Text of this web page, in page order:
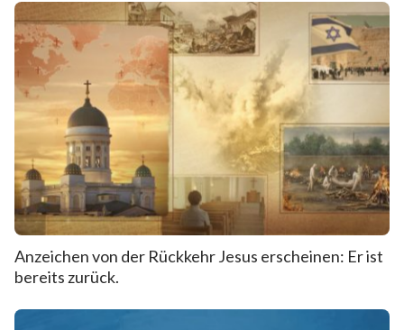
Anzeichen von der Rückkehr Jesus erscheinen: Er ist
bereits zurück.